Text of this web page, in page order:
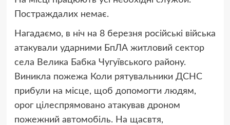
Постраждалих немає.
Нагадаємо, в ніч на 8 березня російські війська
атакували ударними БпЛА житловий сектор
села Велика Бабка Чугуївського району.
Виникла пожежа Коли рятувальники ДСНС
прибули на місце, щоб допомогти людям,
орог цілеспрямовано атакував дроном
пожежний автомобіль. На щасвтя,